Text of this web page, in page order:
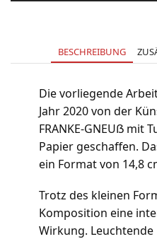
BESCHREIBUNG
Die vorliegende
Jahr 2020 von der
FRANKE-GNEUẞ mit
Papier geschaffen.
ein Format von 14,8
Trotz des kleinen
Komposition eine
Wirkung.